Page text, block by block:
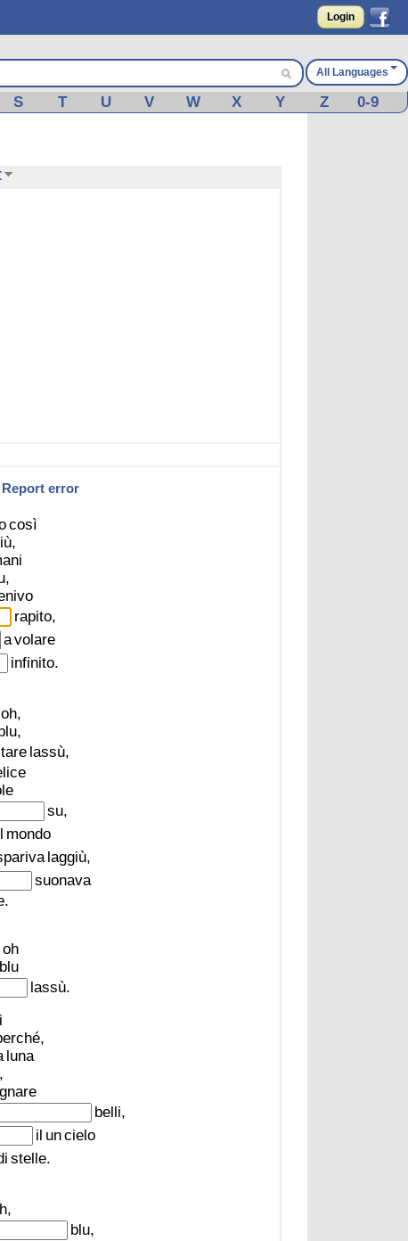
Login
All Languages
S T U V W X Y Z 0-9
Report error
così
rapito,
avolare
infinito.
oh,
lassù,
su,
mondo
laggiù,
suonava
oh
blu
lassù.
luna
belli,
il uncielo
stelle.
blu,